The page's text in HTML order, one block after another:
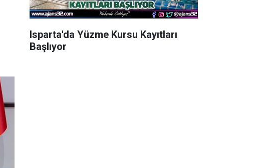
Isparta'da Yüzme Kursu Kayıtları
Başlıyor